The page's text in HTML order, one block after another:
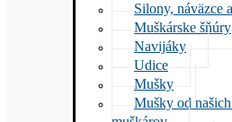
Silony, náväzce
Muškárske šňúry
Navijáky
Udice
Mušky
Mušky od